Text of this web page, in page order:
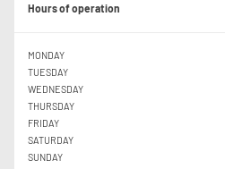
Hours of operation
MONDAY
TUESDAY
WEDNESDAY
THURSDAY
FRIDAY
SATURDAY
SUNDAY